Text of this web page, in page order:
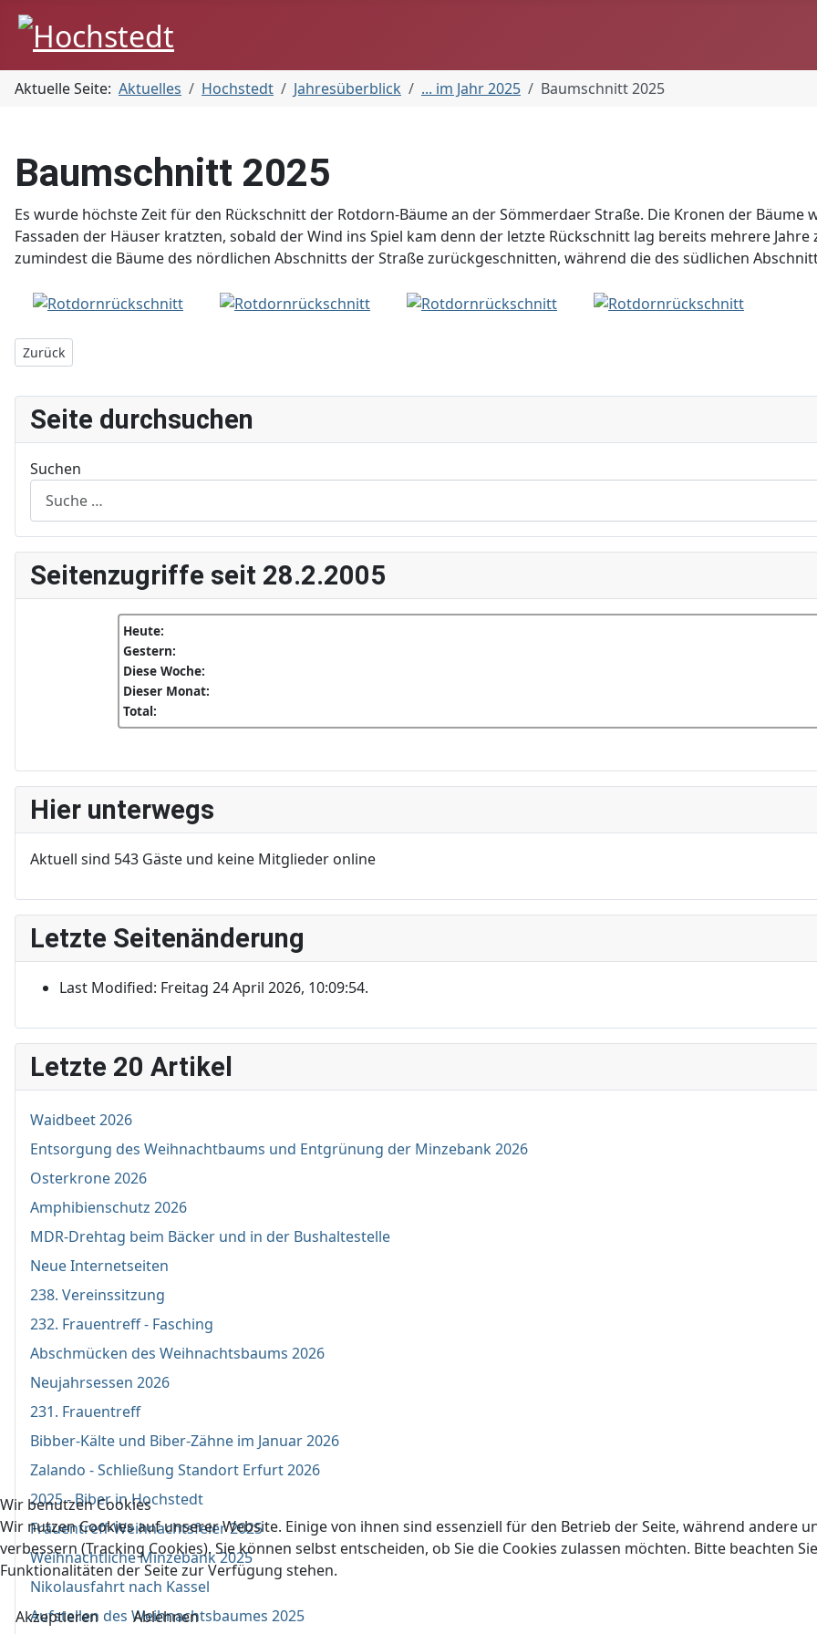
Aktuelle Seite: Aktuelles Hochstedt Jahresüberblick ... im Jahr 2025 Baumschnitt 2025
Baumschnitt 2025
Es wurde höchste Zeit für den Rückschnitt der Rotdorn-Bäume an der Sömmerdaer Straße. Die Kronen der Bäume
Fassaden der Häuser kratzten, sobald der Wind ins Spiel kam denn der letzte Rückschnitt lag bereits mehrere
zumindest die Bäume des nördlichen Abschnitts der Straße zurückgeschnitten, während die des südlichen
Vorheriger Beitrag: Das ehemalige Hochstedter Klostergut - und wie weiter?
Zurück
Seite durchsuchen
Suchen
Seitenzugriffe seit 28.2.2005
Heute:
Gestern:
Diese Woche:
Dieser Monat:
Total:
Hier unterwegs
Aktuell sind 543 Gäste und keine Mitglieder online
Letzte Seitenänderung
Last Modified: Freitag 24 April 2026, 10:09:54.
Letzte 20 Artikel
Waidbeet 2026
Entsorgung des Weihnachtbaums und Entgrünung der Minzebank 2026
Osterkrone 2026
Amphibienschutz 2026
MDR-Drehtag beim Bäcker und in der Bushaltestelle
Neue Internetseiten
238. Vereinssitzung
232. Frauentreff - Fasching
Abschmücken des Weihnachtsbaums 2026
Neujahrsessen 2026
231. Frauentreff
Bibber-Kälte und Biber-Zähne im Januar 2026
Zalando - Schließung Standort Erfurt 2026
2025 - Biber in Hochstedt
Frauentreff-Weihnachtsfeier 2025
Weihnachtliche Minzebank 2025
Nikolausfahrt nach Kassel
Aufstellen des Weihnachtsbaumes 2025
Wir benutzen Cookies
Wir nutzen Cookies auf unserer Website. Einige von ihnen sind essenziell für den Betrieb der Seite, während andere
verbessern (Tracking Cookies). Sie können selbst entscheiden, ob Sie die Cookies zulassen möchten. Bitte beachten
Funktionalitäten der Seite zur Verfügung stehen.
Akzeptieren Ablehnen